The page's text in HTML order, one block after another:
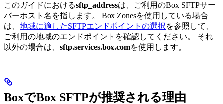
このガイドにおけるsftp_addressは、ご利用のBox SFTPサー
バーホスト名を指します。 Box Zonesを使用している場合
は、 地域に適したSFTPエンドポイントの選択を参照して、
ご利用の地域のエンドポイントを確認してください。 それ
以外の場合は、 sftp.services.box.comを使用します。
BoxでBox SFTPが推奨される理由